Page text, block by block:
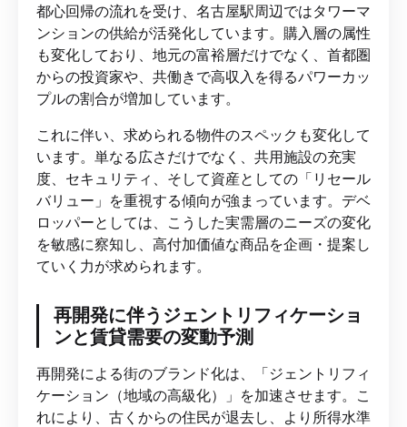
都心回帰の流れを受け、名古屋駅周辺ではタワーマ
ンションの供給が活発化しています。購入層の属性
も変化しており、地元の富裕層だけでなく、首都圏
からの投資家や、共働きで高収入を得るパワーカッ
プルの割合が増加しています。
これに伴い、求められる物件のスペックも変化して
います。単なる広さだけでなく、共用施設の充実
度、セキュリティ、そして資産としての「リセール
バリュー」を重視する傾向が強まっています。デベ
ロッパーとしては、こうした実需層のニーズの変化
を敏感に察知し、高付加価値な商品を企画・提案し
ていく力が求められます。
再開発に伴うジェントリフィケーショ
ンと賃貸需要の変動予測
再開発による街のブランド化は、「ジェントリフィ
ケーション（地域の高級化）」を加速させます。こ
れにより、古くからの住民が退去し、より所得水準